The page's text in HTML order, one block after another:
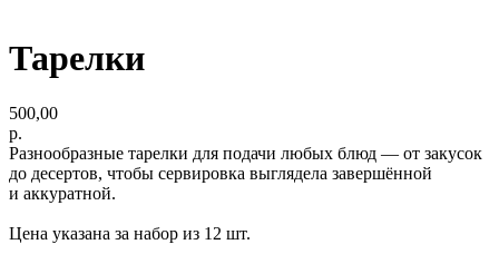
Тарелки
500,00
р.
Разнообразные тарелки для подачи любых блюд — от закусок
до десертов, чтобы сервировка выглядела завершённой
и аккуратной.
Цена указана за набор из 12 шт.